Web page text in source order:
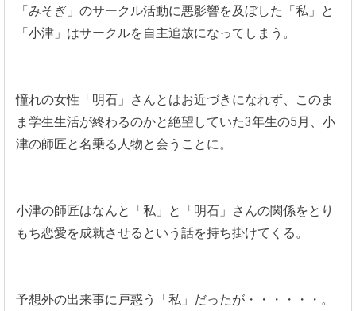
「みそぎ」のサークル活動に悪影響を及ぼした「私」と
「小津」はサークルを自主追放になってしまう。
憧れの女性「明石」さんとはお近づきになれず、このま
ま学生生活が終わるのかと絶望していた3年生の5月、小
津の師匠と名乗る人物と会うことに。
小津の師匠はなんと「私」と「明石」さんの関係をとり
もち恋愛を成就させるという話を持ち掛けてくる。
予想外の出来事に戸惑う「私」だったが・・・・・・。